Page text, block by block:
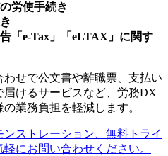
労使手続き
「e-Tax」「eLTAX」に関す
せで公文書や離職票、支払い
けるサービスなど、労務DX
業務負担を軽減します。
ストレーション、無料トライ
にお問い合わせください。